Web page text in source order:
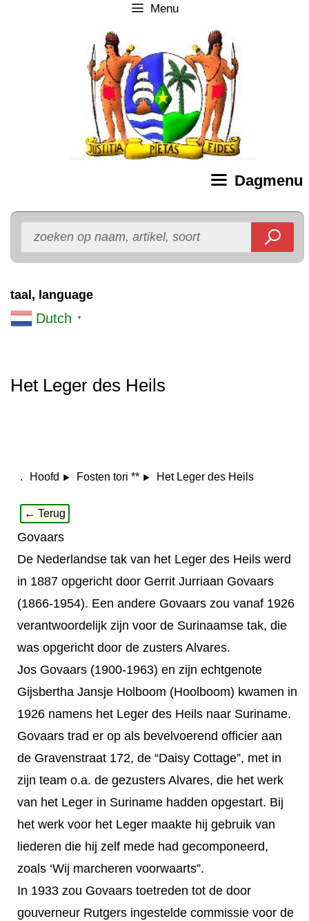
Menu
Dagmenu
taal, language
Dutch ▼
Het Leger des Heils
. Hoofd Fosten tori ** Het Leger des Heils
← Terug
Govaars
De Nederlandse tak van het Leger des Heils werd
in 1887 opgericht door Gerrit Jurriaan Govaars
(1866-1954). Een andere Govaars zou vanaf 1926
verantwoordelijk zijn voor de Surinaamse tak, die
was opgericht door de zusters Alvares.
Jos Govaars (1900-1963) en zijn echtgenote
Gijsbertha Jansje Holboom (Hoolboom) kwamen in
1926 namens het Leger des Heils naar Suriname.
Govaars trad er op als bevelvoerend officier aan
de Gravenstraat 172, de “Daisy Cottage”, met in
zijn team o.a. de gezusters Alvares, die het werk
van het Leger in Suriname hadden opgestart. Bij
het werk voor het Leger maakte hij gebruik van
liederen die hij zelf mede had gecomponeerd,
zoals ‘Wij marcheren voorwaarts”.
In 1933 zou Govaars toetreden tot de door
gouverneur Rutgers ingestelde commissie voor de